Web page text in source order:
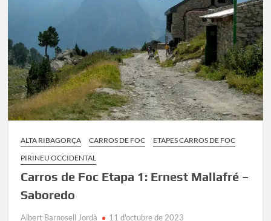
ALTA RIBAGORÇA CARROS DE FOC
ETAPES CARROS DE FOC
PIRINEU OCCIDENTAL
Carros de Foc Etapa 1: Ernest Mallafré –
Saboredo
Albert Barnosell Jordà 11 d'octubre de 2023